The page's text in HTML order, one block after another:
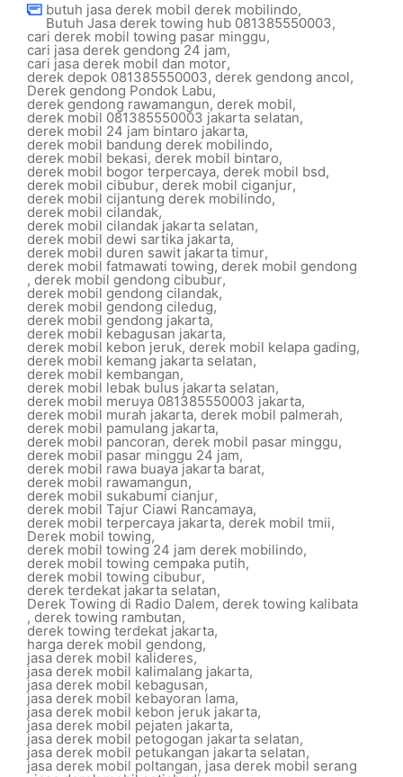
butuh jasa derek mobil derek mobilindo,
Butuh Jasa derek towing hub 081385550003,
cari derek mobil towing pasar minggu,
cari jasa derek gendong 24 jam,
cari jasa derek mobil dan motor,
derek depok 081385550003, derek gendong ancol,
Derek gendong Pondok Labu,
derek gendong rawamangun,derek mobil,
derek mobil 081385550003 jakarta selatan,
derek mobil 24 jam bintaro jakarta,
derek mobil bandung derek mobilindo,
derek mobil bekasi, derek mobil bintaro,
derek mobil bogor terpercaya, derek mobil bsd,
derek mobil cibubur, derek mobil ciganjur,
derek mobil cijantung derek mobilindo,
derek mobil cilandak,
derek mobil cilandak jakarta selatan,
derek mobil dewi sartika jakarta,
derek mobil duren sawit jakarta timur,
derek mobil fatmawati towing, derek mobil gendong
, derek mobil gendong cibubur,
derek mobil gendong cilandak,
derek mobil gendong ciledug,
derek mobil gendong jakarta,
derek mobil kebagusan jakarta,
derek mobil kebon jeruk, derek mobil kelapa gading,
derek mobil kemang jakarta selatan,
derek mobil kembangan,
derek mobil lebak bulus jakarta selatan,
derek mobil meruya 081385550003 jakarta,
derek mobil murah jakarta, derek mobil palmerah,
derek mobil pamulang jakarta,
derek mobil pancoran,derek mobil pasar minggu,
derek mobil pasar minggu 24 jam,
derek mobil rawa buaya jakarta barat,
derek mobil rawamangun,
derek mobil sukabumi cianjur,
derek mobil Tajur Ciawi Rancamaya,
derek mobil terpercaya jakarta, derek mobil tmii,
Derek mobil towing,
derek mobil towing 24 jam derek mobilindo,
derek mobil towing cempaka putih,
derek mobil towing cibubur,
derek terdekat jakarta selatan,
Derek Towing di Radio Dalem, derek towing kalibata
, derek towing rambutan,
derek towing terdekat jakarta,
harga derek mobil gendong,
jasa derek mobil kalideres,
jasa derek mobil kalimalang jakarta,
jasa derek mobil kebagusan,
jasa derek mobil kebayoran lama,
jasa derek mobil kebon jeruk jakarta,
jasa derek mobil pejaten jakarta,
jasa derek mobil petogogan jakarta selatan,
jasa derek mobil petukangan jakarta selatan,
jasa derek mobil poltangan, jasa derek mobil serang